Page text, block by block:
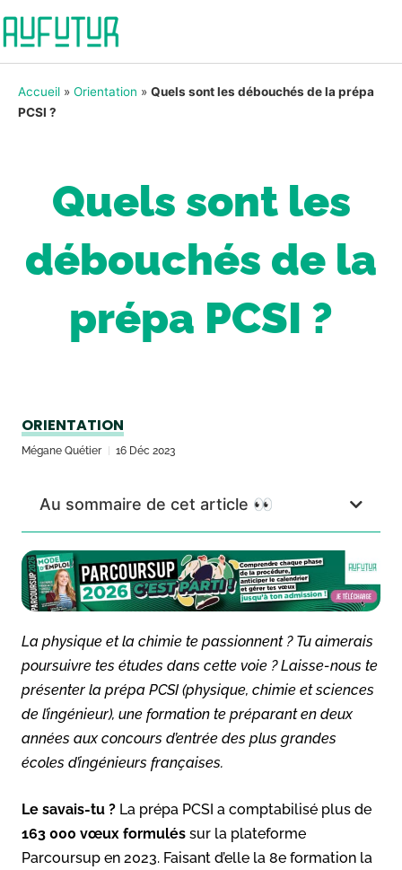
Accueil » Orientation » Quels sont les débouchés de la prépa
PCSI ?
Quels sont les
débouchés de la
prépa PCSI ?
ORIENTATION
Mégane Quétier 16 Déc 2023
Au sommaire de cet article 👀
La physique et la chimie te passionnent ? Tu aimerais
poursuivre tes études dans cette voie ? Laisse-nous te
présenter la prépa PCSI (physique, chimie et sciences
de l’ingénieur), une formation te préparant en deux
années aux concours d’entrée des plus grandes
écoles d’ingénieurs françaises.
Le savais-tu ? La prépa PCSI a comptabilisé plus de
163 000 vœux formulés sur la plateforme
Parcoursup en 2023. Faisant d’elle la 8e formation la